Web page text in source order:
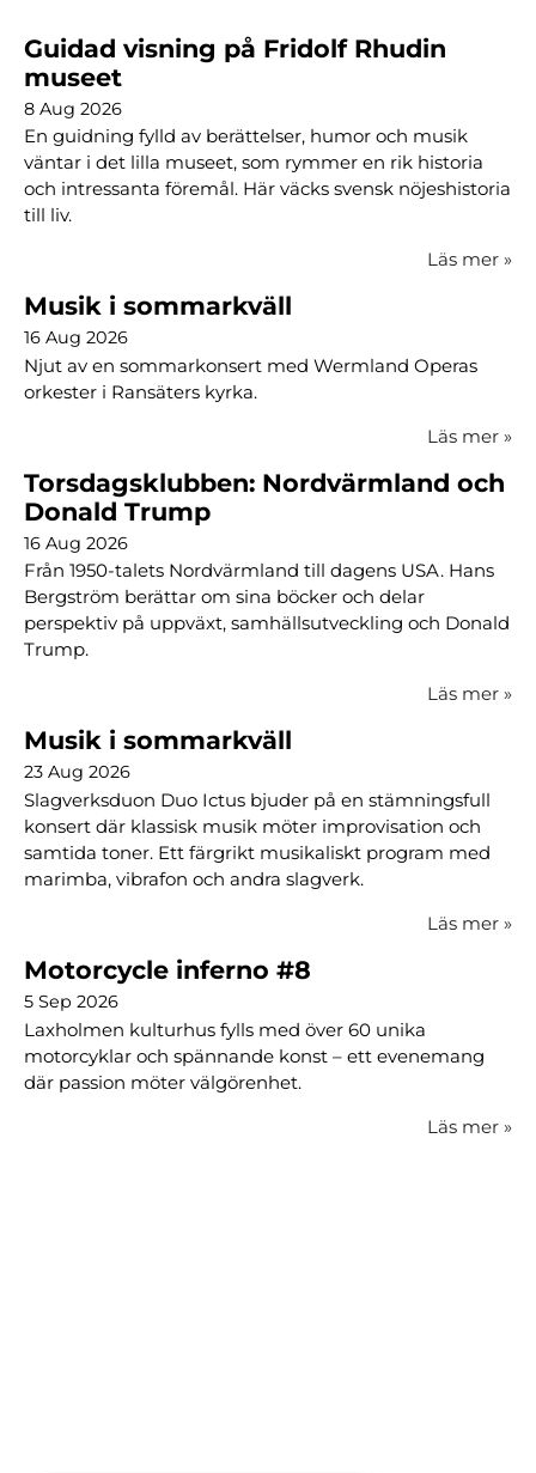
Guidad visning på Fridolf Rhudin
museet
8 Aug 2026
En guidning fylld av berättelser, humor och musik
väntar i det lilla museet, som rymmer en rik historia
och intressanta föremål. Här väcks svensk nöjeshistoria
till liv.
Läs mer »
Musik i sommarkväll
16 Aug 2026
Njut av en sommarkonsert med Wermland Operas
orkester i Ransäters kyrka.
Läs mer »
Torsdagsklubben: Nordvärmland och
Donald Trump
16 Aug 2026
Från 1950-talets Nordvärmland till dagens USA. Hans
Bergström berättar om sina böcker och delar
perspektiv på uppväxt, samhällsutveckling och Donald
Trump.
Läs mer »
Musik i sommarkväll
23 Aug 2026
Slagverksduon Duo Ictus bjuder på en stämningsfull
konsert där klassisk musik möter improvisation och
samtida toner. Ett färgrikt musikaliskt program med
marimba, vibrafon och andra slagverk.
Läs mer »
Motorcycle inferno #8
5 Sep 2026
Laxholmen kulturhus fylls med över 60 unika
motorcyklar och spännande konst – ett evenemang
där passion möter välgörenhet.
Läs mer »